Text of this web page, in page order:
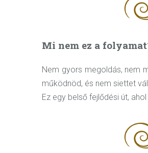
Mi nem ez a
Nem gyors megoldás, nem
működnöd, és nem siettet
Ez egy belső fejlődési út,